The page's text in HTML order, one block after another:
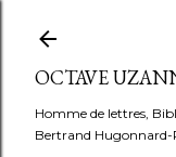
OCTAVE
Homme de lettres,
Bertrand